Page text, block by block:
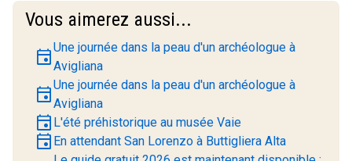
Vous aimerez aussi...
eventUne journée dans la peau d'un archéologue à
Avigliana
eventUne journée dans la peau d'un archéologue à
Avigliana
event L'été préhistorique au musée Vaie
event En attendant San Lorenzo à Buttigliera Alta